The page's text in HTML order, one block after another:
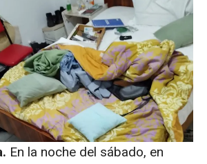
En la noche del sábado, en